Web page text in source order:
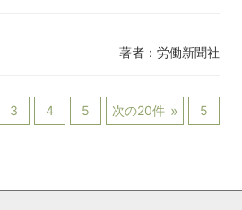
著者：労働新聞社
3 4 5 次の20件 5